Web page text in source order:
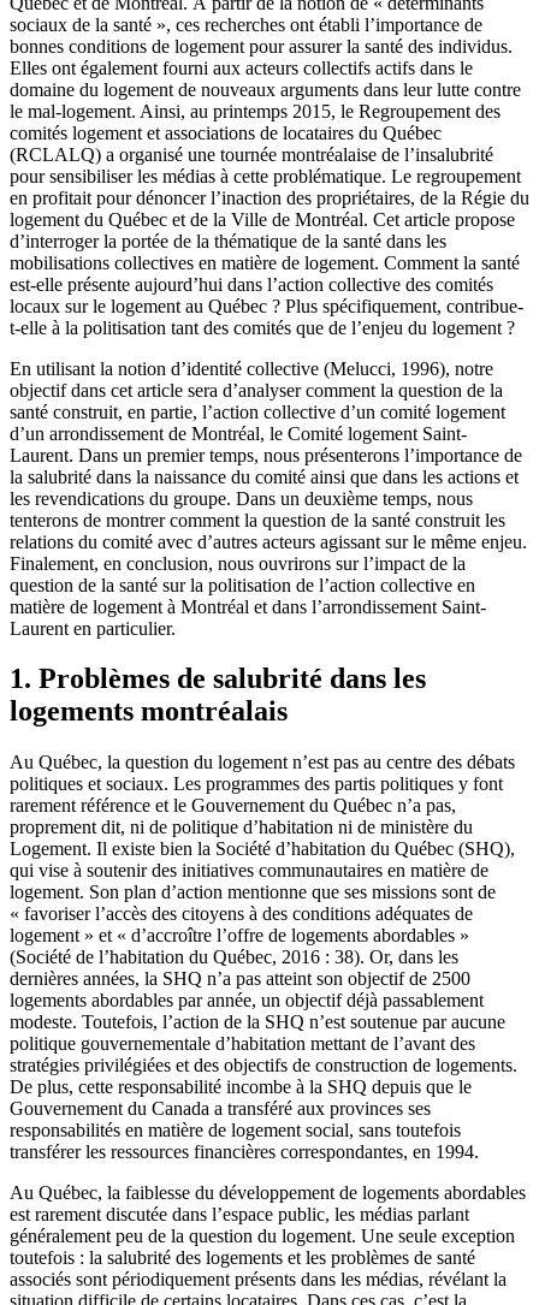
sociaux de la santé », ces recherches ont établi l’importance de
bonnes conditions de logement pour assurer la santé des individus.
Elles ont également fourni aux acteurs collectifs actifs dans le
domaine du logement de nouveaux arguments dans leur lutte contre
le mal-logement. Ainsi, au printemps 2015, le Regroupement des
comités logement et associations de locataires du Québec
(RCLALQ) a organisé une tournée montréalaise de l’insalubrité
pour sensibiliser les médias à cette problématique. Le regroupement
en profitait pour dénoncer l’inaction des propriétaires, de la Régie du
logement du Québec et de la Ville de Montréal. Cet article propose
d’interroger la portée de la thématique de la santé dans les
mobilisations collectives en matière de logement. Comment la santé
est-elle présente aujourd’hui dans l’action collective des comités
locaux sur le logement au Québec ? Plus spécifiquement, contribue-
t-elle à la politisation tant des comités que de l’enjeu du logement ?
En utilisant la notion d’identité collective (Melucci, 1996), notre
objectif dans cet article sera d’analyser comment la question de la
santé construit, en partie, l’action collective d’un comité logement
d’un arrondissement de Montréal, le Comité logement Saint-
Laurent. Dans un premier temps, nous présenterons l’importance de
la salubrité dans la naissance du comité ainsi que dans les actions et
les revendications du groupe. Dans un deuxième temps, nous
tenterons de montrer comment la question de la santé construit les
relations du comité avec d’autres acteurs agissant sur le même enjeu.
Finalement, en conclusion, nous ouvrirons sur l’impact de la
question de la santé sur la politisation de l’action collective en
matière de logement à Montréal et dans l’arrondissement Saint-
Laurent en particulier.
1. Problèmes de salubrité dans les
logements montréalais
Au Québec, la question du logement n’est pas au centre des débats
politiques et sociaux. Les programmes des partis politiques y font
rarement référence et le Gouvernement du Québec n’a pas,
proprement dit, ni de politique d’habitation ni de ministère du
Logement. Il existe bien la Société d’habitation du Québec (SHQ),
qui vise à soutenir des initiatives communautaires en matière de
logement. Son plan d’action mentionne que ses missions sont de
« favoriser l’accès des citoyens à des conditions adéquates de
logement » et « d’accroître l’offre de logements abordables »
(Société de l’habitation du Québec, 2016 : 38). Or, dans les
dernières années, la SHQ n’a pas atteint son objectif de 2500
logements abordables par année, un objectif déjà passablement
modeste. Toutefois, l’action de la SHQ n’est soutenue par aucune
politique gouvernementale d’habitation mettant de l’avant des
stratégies privilégiées et des objectifs de construction de logements.
De plus, cette responsabilité incombe à la SHQ depuis que le
Gouvernement du Canada a transféré aux provinces ses
responsabilités en matière de logement social, sans toutefois
transférer les ressources financières correspondantes, en 1994.
Au Québec, la faiblesse du développement de logements abordables
est rarement discutée dans l’espace public, les médias parlant
généralement peu de la question du logement. Une seule exception
toutefois : la salubrité des logements et les problèmes de santé
associés sont périodiquement présents dans les médias, révélant la